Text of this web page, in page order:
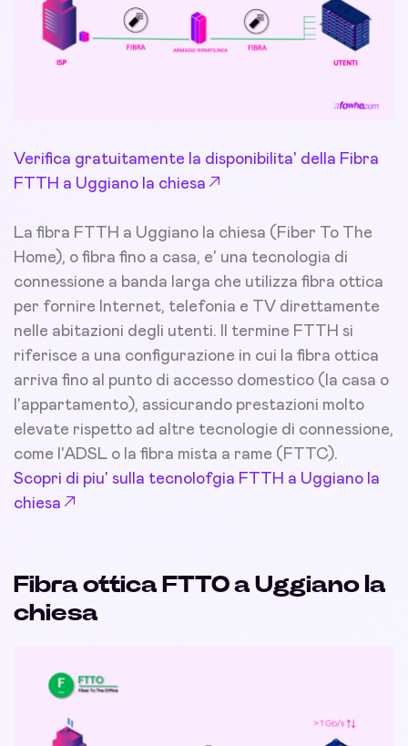
Verifica gratuitamente la disponibilita' della Fibra
FTTH a Uggiano la chiesa
La fibra FTTH a Uggiano la chiesa (Fiber To The
Home), o fibra fino a casa, e' una tecnologia di
connessione a banda larga che utilizza fibra ottica
per fornire Internet, telefonia e TV direttamente
nelle abitazioni degli utenti. Il termine FTTH si
riferisce a una configurazione in cui la fibra ottica
arriva fino al punto di accesso domestico (la casa o
l'appartamento), assicurando prestazioni molto
elevate rispetto ad altre tecnologie di connessione,
come l'ADSL o la fibra mista a rame (FTTC).
Scopri di piu' sulla tecnolofgia FTTH a Uggiano la
chiesa
Fibra ottica FTTO a Uggiano la
chiesa